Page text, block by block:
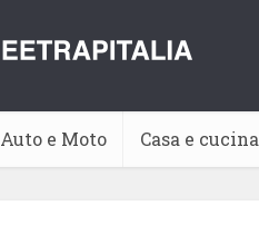
Auto e Moto Casa e cucina